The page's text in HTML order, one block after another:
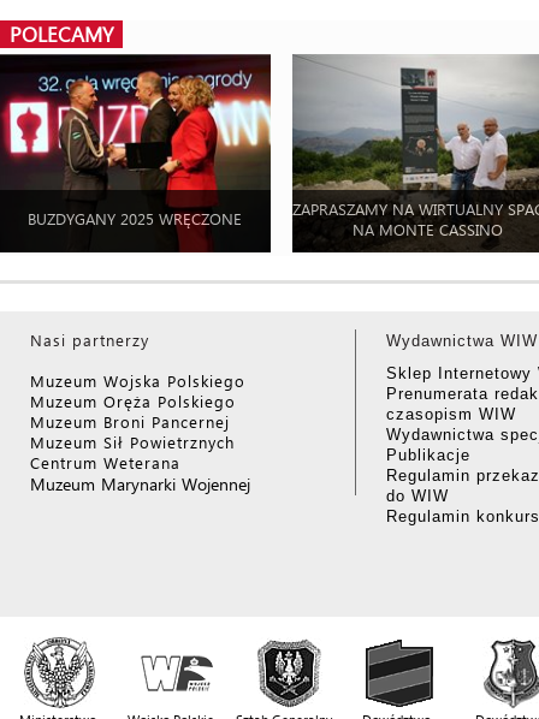
POLECAMY
BUZDYGANY 2025 WRĘCZONE
ZAPRASZAMY NA WIRTUALNY
NA MONTE CASSINO
Nasi partnerzy
Muzeum Wojska Polskiego
Muzeum Oręża Polskiego
Muzeum Broni Pancernej
Muzeum Sił Powietrznych
Centrum Weterana
Muzeum Marynarki Wojennej
Wydawnictwa WIW
Sklep Internetowy
Prenumerata
czasopism WIW
Wydawnictwa
Publikacje
Regulamin
do WIW
Regulamin